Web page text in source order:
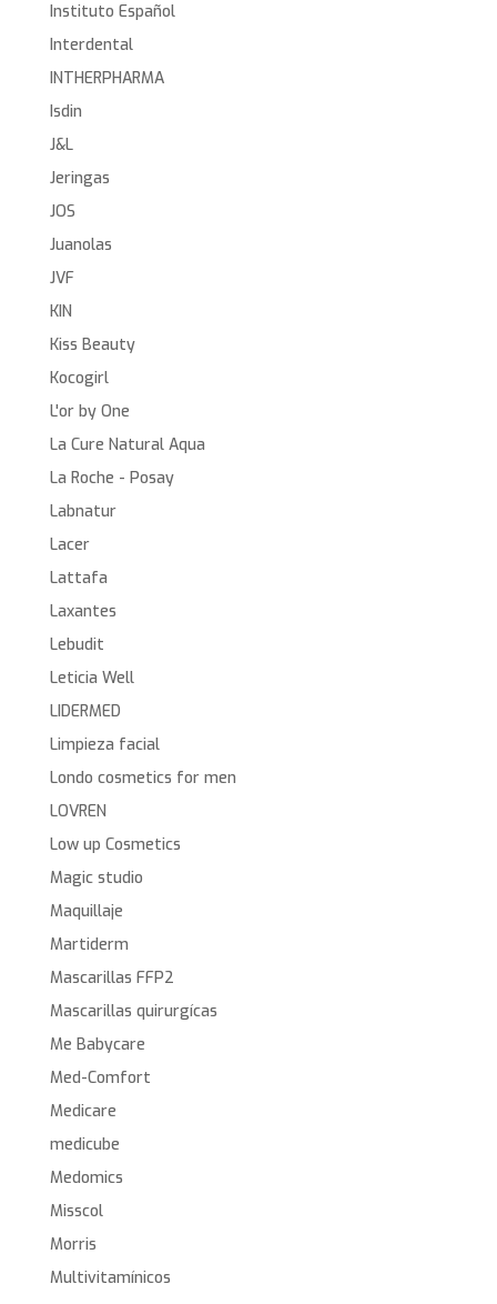
Instituto Español
Interdental
INTHERPHARMA
Isdin
J&L
Jeringas
JOS
Juanolas
JVF
KIN
Kiss Beauty
Kocogirl
L'or by One
La Cure Natural Aqua
La Roche - Posay
Labnatur
Lacer
Lattafa
Laxantes
Lebudit
Leticia Well
LIDERMED
Limpieza facial
Londo cosmetics for men
LOVREN
Low up Cosmetics
Magic studio
Maquillaje
Martiderm
Mascarillas FFP2
Mascarillas quirurgícas
Me Babycare
Med-Comfort
Medicare
medicube
Medomics
Misscol
Morris
Multivitamínicos